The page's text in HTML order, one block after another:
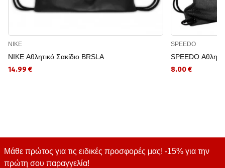
NIKE
NIKE Αθλητικό Σακίδιο BRSLA
14.99 €
SPEEDO
SPEEDO
8.00 €
Μάθε πρώτος για τις ειδικές προσφορές μας! -15% για την
πρώτη σου παραγγελία!